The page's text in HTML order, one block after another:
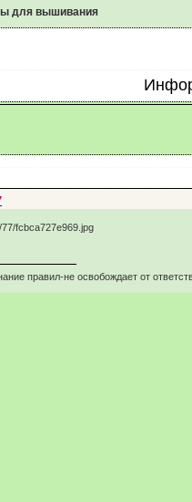
для вышивания
правил-не освобождает от